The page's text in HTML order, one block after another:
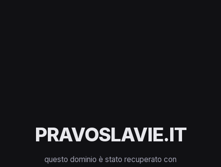
PRAVOSLAVIE.IT
questo dominio è stato recuperato con